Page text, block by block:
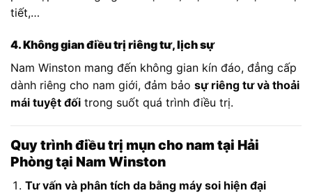
tiết,…
4. Không gian điều trị riêng tư, lịch sự
Nam Winston mang đến không gian kín đáo, đẳng cấp
dành riêng cho nam giới, đảm bảo sự riêng tư và thoải
mái tuyệt đối trong suốt quá trình điều trị.
Quy trình điều trị mụn cho nam tại Hải
Phòng tại Nam Winston
Tư vấn và phân tích da bằng máy soi hiện đại